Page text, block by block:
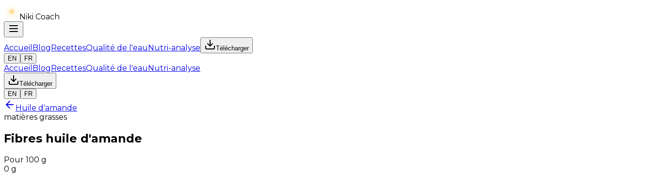
Niki Coach
Accueil BlogRecettesQualité de l'eauNutri-analyse
Télécharger
EN
FR
Accueil BlogRecettesQualité de l'eauNutri-analyse
Télécharger
EN
FR
Huile d'amande
matières grasses
Fibres huile d'amande
Pour 100 g
0 g